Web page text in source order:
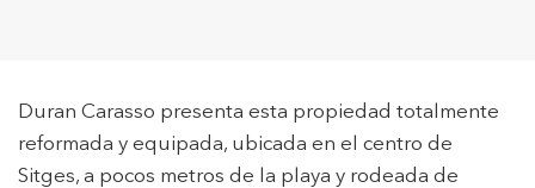
Duran Carasso presenta esta propiedad totalmente
reformada y equipada, ubicada en el centro de
Sitges, a pocos metros de la playa y rodeada de